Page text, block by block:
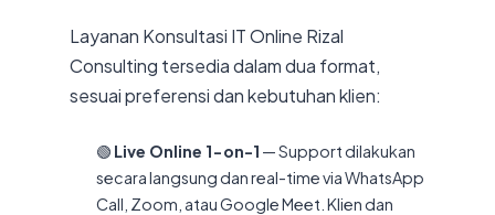
Layanan Konsultasi IT Online Rizal
Consulting tersedia dalam dua format,
sesuai preferensi dan kebutuhan klien:
🟢 Live Online 1-on-1 — Support dilakukan
secara langsung dan real-time via WhatsApp
Call, Zoom, atau Google Meet. Klien dan